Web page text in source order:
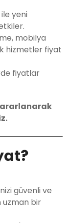
yeni
mobilya
hizmetler fiyat
fiyatlar
güvenli ve
uzman bir